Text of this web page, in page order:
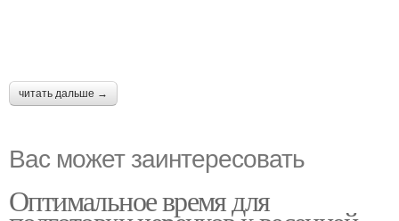
читать дальше →
Вас может заинтересовать
Оптимальное время для